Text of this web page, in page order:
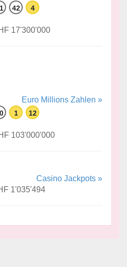
42 4
17'300'000
Euro Millions Zahlen »
1 12
103'000'000
Casino Jackpots »
1'035'494